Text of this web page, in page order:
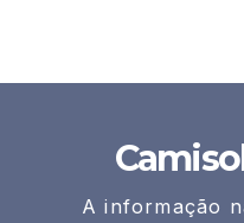
A informação